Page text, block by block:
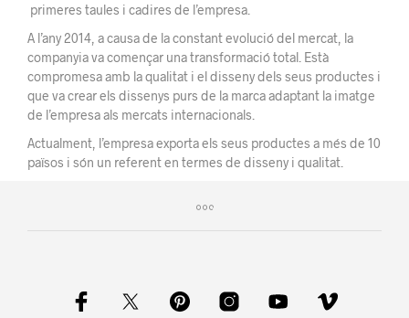
primeres taules i cadires de l’empresa.
A l’any 2014, a causa de la constant evolució del mercat, la
companyia va començar una transformació total. Està
compromesa amb la qualitat i el disseny dels seus productes i
que va crear els dissenys purs de la marca adaptant la imatge
de l’empresa als mercats internacionals.
Actualment, l’empresa exporta els seus productes a més de 10
països i són un referent en termes de disseny i qualitat.